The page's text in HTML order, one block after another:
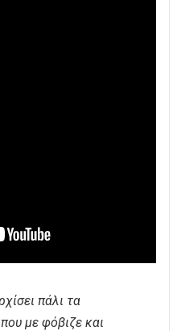
πάλι τα
με φόβιζε και